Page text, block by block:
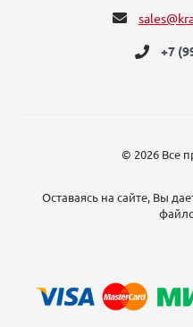
+7
© 2026 Все
Оставаясь на сайте, Вы